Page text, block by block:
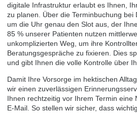
digitale Infrastruktur erlaubt es Ihnen,
zu planen. Über die Terminbuchung bei
um die Uhr genau den Slot aus, der
85 % unserer Patienten nutzen
unkomplizierten Weg, um ihre
Beratungsgespräche zu fixieren. Dies
und gibt Ihnen die volle Kontrolle über
Damit Ihre Vorsorge im hektischen
wir einen zuverlässigen
Ihnen rechtzeitig vor Ihrem Termin eine
E-Mail. So stellen wir sicher, dass